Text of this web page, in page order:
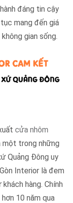
cửa nhôm
một trong những
Quảng Đông uy
Interior là đem
hàng. Chính
10 năm qua
hàng. Vì Sài
khách hàng là